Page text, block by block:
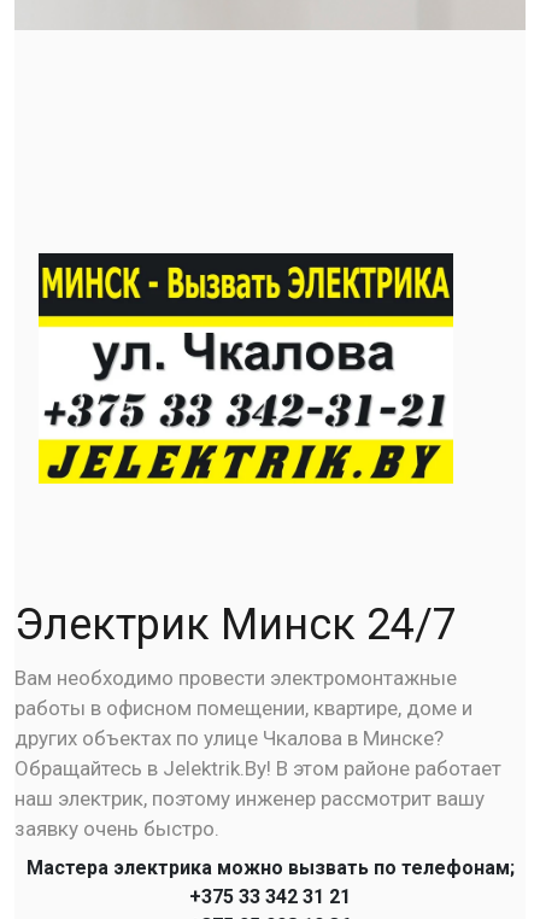
Электрик Минск 24/7
Вам необходимо провести электромонтажные
работы в офисном помещении, квартире, доме и
других объектах по улице Чкалова в Минске?
Обращайтесь в Jelektrik.By! В этом районе работает
наш электрик, поэтому инженер рассмотрит вашу
заявку очень быстро.
Мастера электрика можно вызвать по телефонам;
+375 33 342 31 21